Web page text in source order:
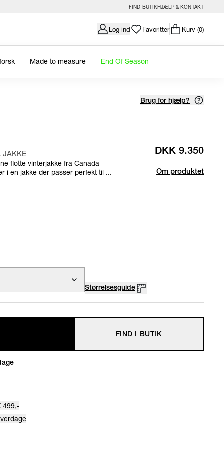
FIND BUTIKHJÆLP & KONTAKT
Log ind Favoritter Kurv (0)
Made to measure End Of Season
Brug for hjælp?
JAKKE DKK 9.350
flotte vinterjakke fra Canada
i en jakke der passer perfekt til ...
Om produktet
Størrelsesguide
FIND I BUTIK
499,-